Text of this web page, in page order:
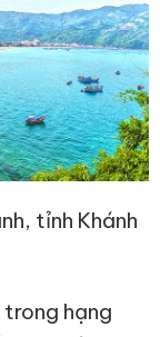
tỉnh Khánh
hạng